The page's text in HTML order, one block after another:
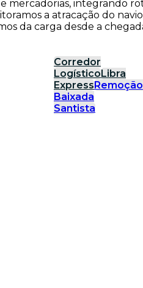
mercadorias, integrando
a atracação do
da carga desde a
Corredor
LogísticoLibra
ExpressRemoção
Baixada
Santista